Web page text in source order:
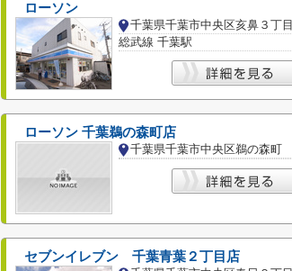
ローソン
千葉県千葉市中央区亥鼻３丁目
総武線 千葉駅
ローソン 千葉鵜の森町店
千葉県千葉市中央区鵜の森町
セブンイレブン 千葉青葉２丁目店